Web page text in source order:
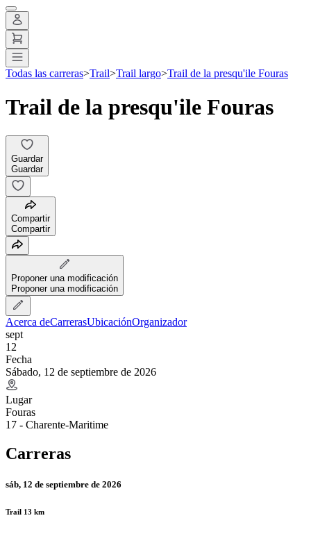
Todas las carreras>Trail>Trail largo>Trail de la presqu'ile Fouras
Trail de la presqu'ile Fouras
Guardar
Guardar
Compartir
Compartir
Proponer una modificación
Proponer una modificación
Acerca deCarrerasUbicaciónOrganizador
sept
12
Fecha
Sábado, 12 de septiembre de 2026
Lugar
Fouras
17 - Charente-Maritime
Carreras
sáb, 12 de septiembre de 2026
Trail 13 km